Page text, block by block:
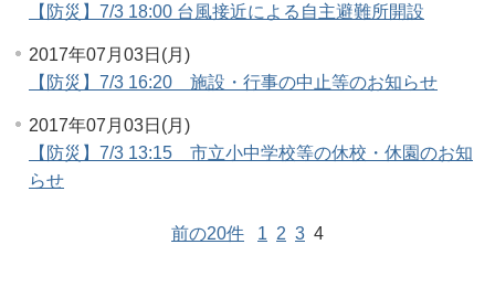
【防災】7/3 18:00 台風接近による自主避難所開設
2017年07月03日(月)
【防災】7/3 16:20 施設・行事の中止等のお知らせ
2017年07月03日(月)
【防災】7/3 13:15 市立小中学校等の休校・休園のお知
らせ
前の20件 1 2 3 4